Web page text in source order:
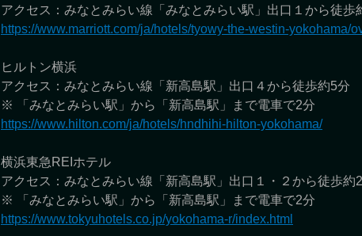
アクセス：みなとみらい線「みなとみらい駅」出口１から徒歩
https://www.marriott.com/ja/hotels/tyowy-the-westin-yokohama/
ヒルトン横浜
アクセス：みなとみらい線「新高島駅」出口４から徒歩約5分
※ 「みなとみらい駅」から「新高島駅」まで電車で2分
https://www.hilton.com/ja/hotels/hndhihi-hilton-yokohama/
横浜東急REIホテル
アクセス：みなとみらい線「新高島駅」出口１・２から徒歩約
※ 「みなとみらい駅」から「新高島駅」まで電車で2分
https://www.tokyuhotels.co.jp/yokohama-r/index.html